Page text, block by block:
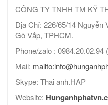
CÔNG TY TNHH TM KỸ
Địa Chỉ: 226/65/14 Nguyễn
Gò Vấp, TPHCM.
Phone/zalo : 0984.20.02.94
Mail:
Skype: Thai anh.HAP
Website: